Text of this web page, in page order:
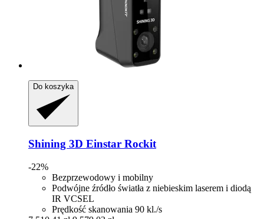
Do koszyka
Shining 3D Einstar Rockit
-22%
Bezprzewodowy i mobilny
Podwójne źródło światła z niebieskim laserem i diodą
IR VCSEL
Prędkość skanowania 90 kl./s